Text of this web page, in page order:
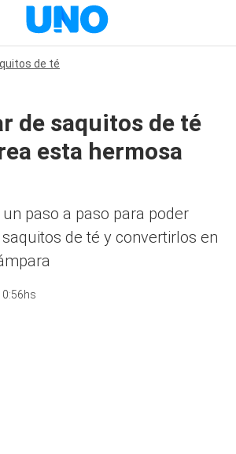
de té
de saquitos de té
esta hermosa
paso a paso para poder
de té y convertirlos en